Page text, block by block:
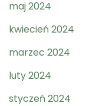
maj 2024
kwiecień 2024
marzec 2024
luty 2024
styczeń 2024